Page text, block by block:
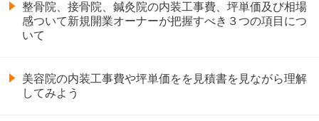
整骨院、接骨院、鍼灸院の内装工事費、坪単価及び相場
感ついて新規開業オーナーが把握すべき３つの項目につ
いて
美容院の内装工事費や坪単価をを見積書を見ながら理解
してみよう